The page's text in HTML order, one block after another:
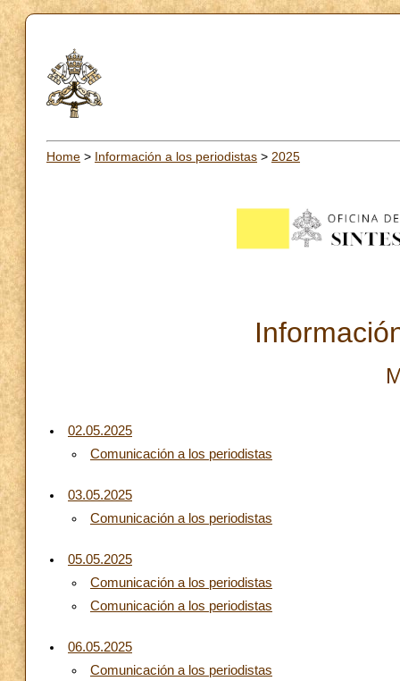
Home > Información a los periodistas > 2025
02.05.2025
Comunicación a los periodistas
03.05.2025
Comunicación a los periodistas
05.05.2025
Comunicación a los periodistas
Comunicación a los periodistas
06.05.2025
Comunicación a los periodistas